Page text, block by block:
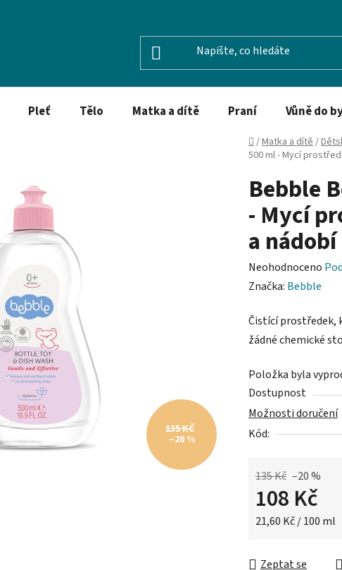
Pleť Tělo Matka a dítě Praní Vůně do
Domů
/Matka a dítě/
500 ml - Mycí
Bebble
- Mycí
a nádobí
Průměrné
hodnocení
je
0,0
5
hvězdiček.
Neohodnoceno
Značka: Bebble
Čistící prostředek,
žádné chemické
Položka byla
Dostupnost
Možnosti doručení
Kód:
135 Kč –20 %
108 Kč
Měrná cena:
21,60 Kč / 100 ml
Zeptat se
135 KČ
–20 %